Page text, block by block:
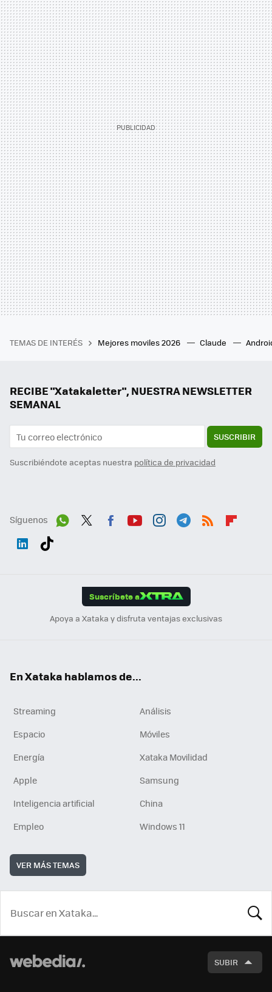
TEMAS DE INTERÉS Mejores moviles 2026 Claude
RECIBE "Xatakaletter", NUESTRA NEWSLETTER
SEMANAL
SUSCRIBIR
Suscribiéndote aceptas nuestra política de privacidad
Síguenos
Suscríbete a
Apoya a Xataka y disfruta ventajas exclusivas
En Xataka hablamos de...
Streaming
Análisis
Espacio
Móviles
Energía
Xataka Movilidad
Apple
Samsung
Inteligencia artificial
China
Empleo
Windows 11
VER MÁS TEMAS
SUBIR